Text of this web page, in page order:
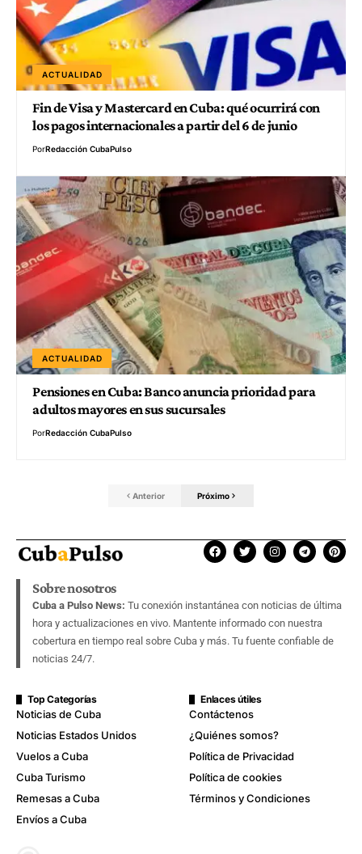
ACTUALIDAD
Fin de Visa y Mastercard en Cuba: qué ocurrirá con
los pagos internacionales a partir del 6 de junio
PorRedacción CubaPulso
ACTUALIDAD
Pensiones en Cuba: Banco anuncia prioridad para
adultos mayores en sus sucursales
PorRedacción CubaPulso
Anterior Próximo
Sobre nosotros
Cuba a Pulso News: Tu conexión instantánea con noticias de última
hora y actualizaciones en vivo. Mantente informado con nuestra
cobertura en tiempo real sobre Cuba y más. Tu fuente confiable de
noticias 24/7.
Top Categorías
Noticias de Cuba
Noticias Estados Unidos
Vuelos a Cuba
Cuba Turismo
Remesas a Cuba
Envíos a Cuba
Enlaces útiles
Contáctenos
¿Quiénes somos?
Política de Privacidad
Política de cookies
Términos y Condiciones